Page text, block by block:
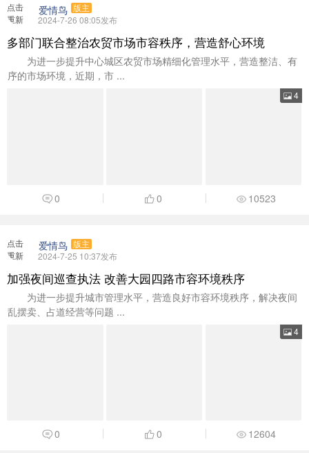
点击
重新
爱情鸟 版主
2024-7-26 08:05发布
多部门联合整治农贸市场市容秩序，营造舒心环境
为进一步提升中心城区农贸市场精细化管理水平，营造整洁、有
序的市场环境，近期，市 ...
4
0 0 10523
点击
重新
爱情鸟 版主
2024-7-25 10:37发布
加强夜间巡查执法 改善大园四路市容环境秩序
为进一步提升城市管理水平，营造良好市容环境秩序，解决夜间
乱摆卖、占道经营等问题 ...
4
0 0 12604